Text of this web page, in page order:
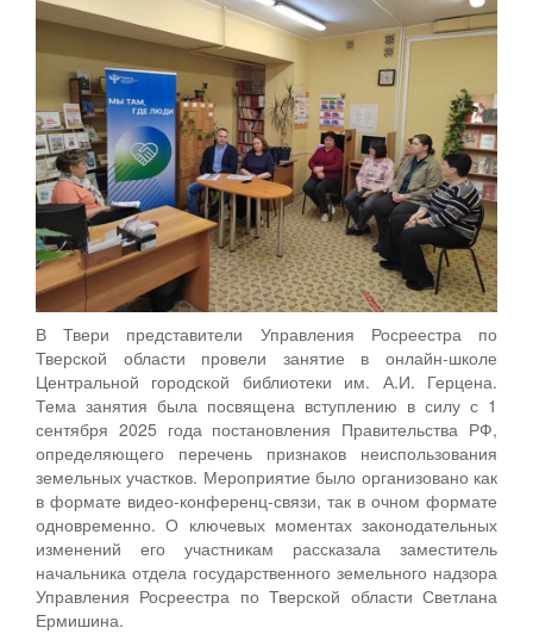
В Твери представители Управления Росреестра по
Тверской области провели занятие в онлайн-школе
Центральной городской библиотеки им. А.И. Герцена.
Тема занятия была посвящена вступлению в силу с 1
сентября 2025 года постановления Правительства РФ,
определяющего перечень признаков неиспользования
земельных участков. Мероприятие было организовано как
в формате видео-конференц-связи, так в очном формате
одновременно. О ключевых моментах законодательных
изменений его участникам рассказала заместитель
начальника отдела государственного земельного надзора
Управления Росреестра по Тверской области Светлана
Ермишина.